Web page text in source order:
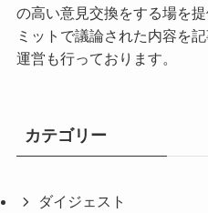
の高い意見交換をする場を
ミットで議論された内容を
運営も行っております。
カテゴリー
ダイジェスト